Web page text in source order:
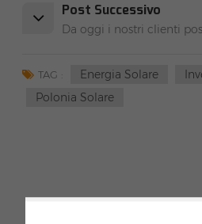
Post Successivo
Da oggi i nostri clienti
TAG : Energia Solare
Polonia Solare